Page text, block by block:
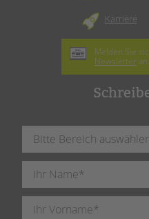
Karriere
Melden Sie
Newsletter an.